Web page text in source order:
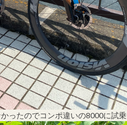
ったのでコンポ違いの8000に試乗